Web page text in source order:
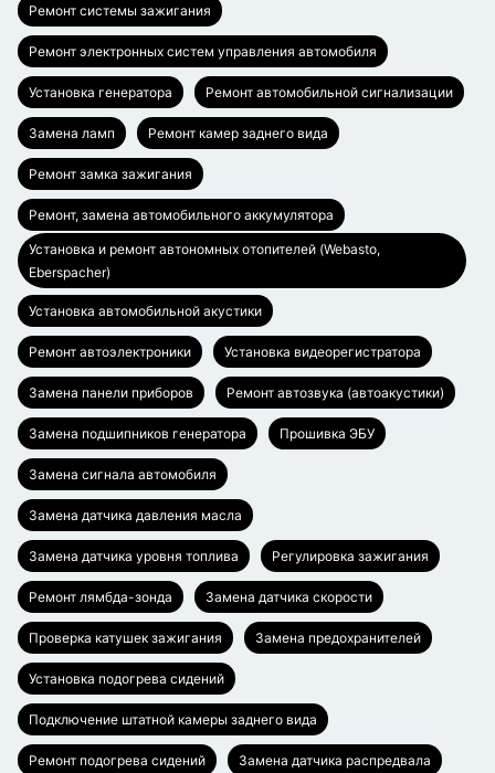
Ремонт системы зажигания
Ремонт электронных систем управления автомобиля
Установка генератора Ремонт автомобильной сигнализации
Замена ламп Ремонт камер заднего вида
Ремонт замка зажигания
Ремонт, замена автомобильного аккумулятора
Установка и ремонт автономных отопителей (Webasto,
Eberspacher)
Установка автомобильной акустики
Ремонт автоэлектроники Установка видеорегистратора
Замена панели приборов Ремонт автозвука (автоакустики)
Замена подшипников генератора Прошивка ЭБУ
Замена сигнала автомобиля
Замена датчика давления масла
Замена датчика уровня топлива Регулировка зажигания
Ремонт лямбда-зонда Замена датчика скорости
Проверка катушек зажигания Замена предохранителей
Установка подогрева сидений
Подключение штатной камеры заднего вида
Ремонт подогрева сидений Замена датчика распредвала